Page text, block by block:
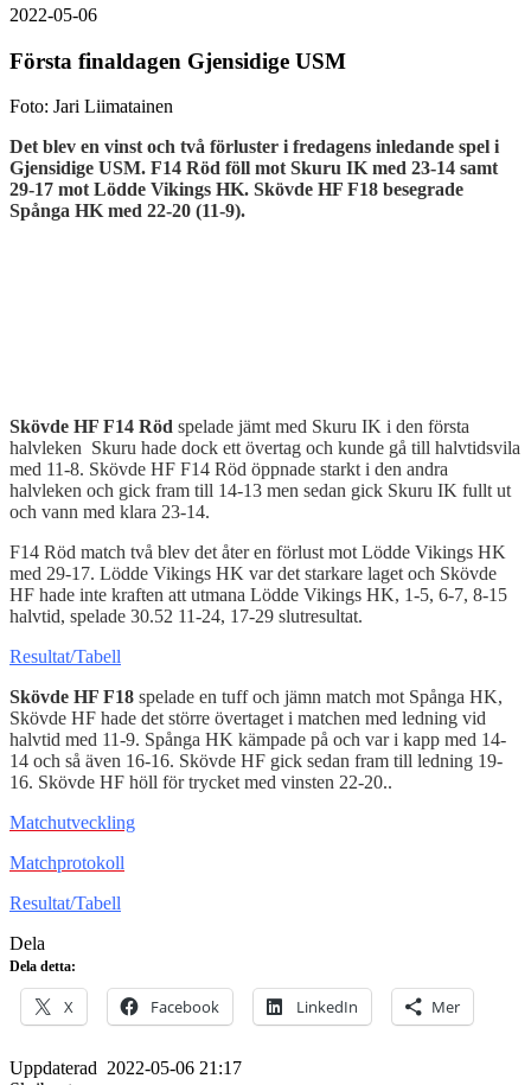
2022-05-06
Första finaldagen Gjensidige USM
Foto: Jari Liimatainen
Det blev en vinst och två förluster i fredagens inledande spel i
Gjensidige USM. F14 Röd föll mot Skuru IK med 23-14 samt
29-17 motLödde Vikings HK. Skövde HF F18 besegrade
Spånga HK med 22-20 (11-9).
Skövde HF F14 Röd spelade jämt med Skuru IK i den första
halvleken Skuru hade dock ett övertag och kunde gå till halvtidsvila
med 11-8. Skövde HF F14 Röd öppnade starkt i den andra
halvleken och gick fram till 14-13 men sedan gick Skuru IK fullt ut
och vann med klara 23-14.
F14 Röd match två blev det åter en förlust mot Lödde Vikings HK
med 29-17. Lödde Vikings HK var det starkare laget och Skövde
HF hade inte kraften att utmana Lödde Vikings HK, 1-5, 6-7, 8-15
halvtid, spelade 30.52 11-24, 17-29 slutresultat.
Resultat/Tabell
Skövde HF F18 spelade en tuff och jämn match mot Spånga HK,
Skövde HF hade det större övertaget i matchen med ledning vid
halvtid med 11-9. Spånga HK kämpade på och var i kapp med 14-
14 och så även 16-16. Skövde HF gick sedan fram till ledning 19-
16. Skövde HF höll för trycket med vinsten 22-20..
Matchutveckling
Matchprotokoll
Resultat/Tabell
Dela
Dela detta:
X Facebook LinkedIn Mer
Uppdaterad 2022-05-06 21:17